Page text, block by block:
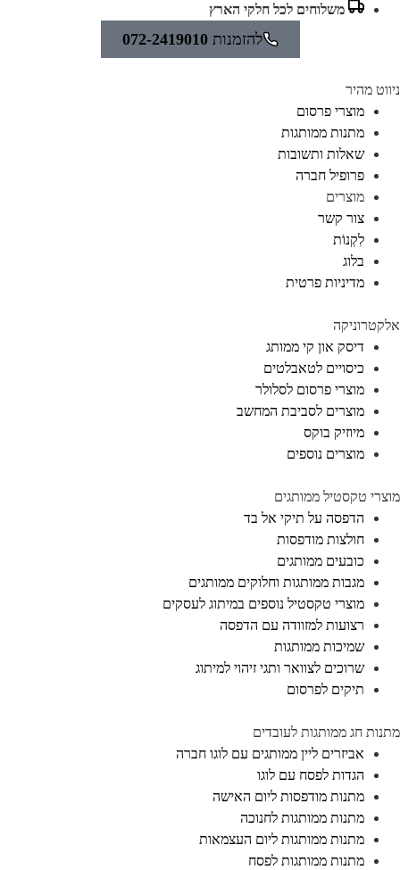
משלוחים לכל חלקי הארץ
להזמנות072-2419010
ניווט מהיר
מוצרי פרסום
מתנות ממותגות
שאלות ותשובות
פרופיל חברה
מוצרים
צור קשר
לִקְנוֹת
בלוג
מדיניות פרטית
אלקטרוניקה
דיסק און קי ממותג
כיסויים לטאבלטים
מוצרי פרסום לסלולר
מוצרים לסביבת המחשב
מיוזיק בוקס
מוצרים נוספים
מוצרי טקסטיל ממותגים
הדפסה על תיקי אל בד
חולצות מודפסות
כובעים ממותגים
מגבות ממותגות וחלוקים ממותגים
מוצרי טקסטיל נוספים במיתוג לעסקים
רצועות למזוודה עם הדפסה
שמיכות ממותגות
שרוכים לצוואר ותגי זיהוי למיתוג
תיקים לפרסום
מתנות חג ממותגות לעובדים
אביזרים ליין ממותגים עם לוגו חברה
הגדות לפסח עם לוגו
מתנות מודפסות ליום האישה
מתנות ממותגות לחנוכה
מתנות ממותגות ליום העצמאות
מתנות ממותגות לפסח